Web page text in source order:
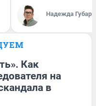
Надежда Губарь
Как
на
в